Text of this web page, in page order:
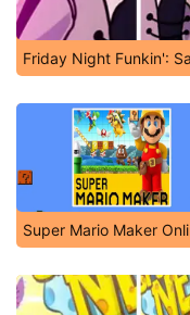
Friday Night Funkin':
Super Mario Maker